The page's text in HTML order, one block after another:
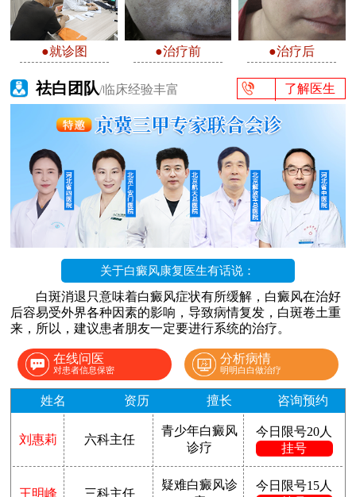
●就诊图 ●治疗前 ●治疗后
祛白团队/临床经验丰富 了解医生
关于白癜风康复医生有话说：
白斑消退只意味着白癜风症状有所缓解，白癜风在治好
后容易受外界各种因素的影响，导致病情复发，白斑卷土重
来，所以，建议患者朋友一定要进行系统的治疗。
在线问医
对患者信息保密
分析病情
明明白白做治疗
姓名 资历 擅长 咨询预约
刘惠莉 六科主任
青少年白癜风
诊疗
今日限号20人
挂号
王明峰 三科主任
疑难白癜风诊
今日限号15人